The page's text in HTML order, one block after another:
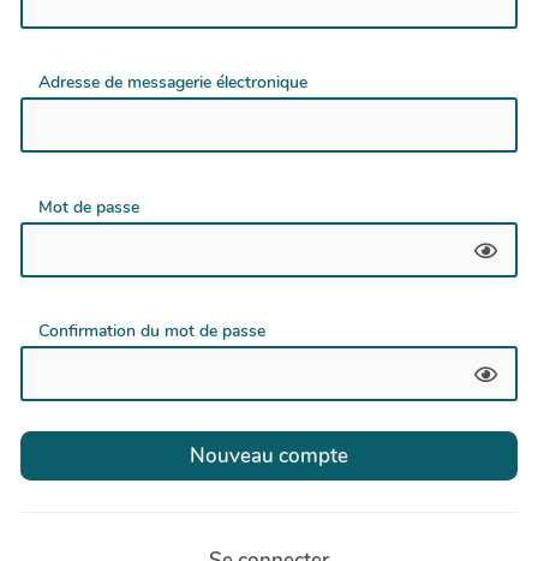
Adresse de messagerie électronique
Mot de passe
Confirmation du mot de passe